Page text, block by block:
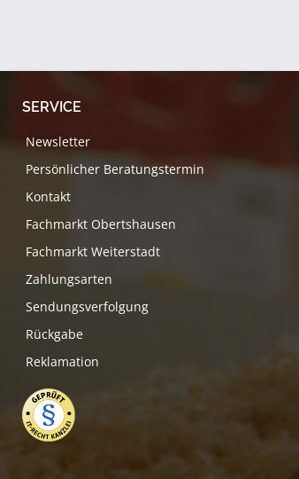
SERVICE
Newsletter
Persönlicher Beratungstermin
Kontakt
Fachmarkt Obertshausen
Fachmarkt Weiterstadt
Zahlungsarten
Sendungsverfolgung
Rückgabe
Reklamation